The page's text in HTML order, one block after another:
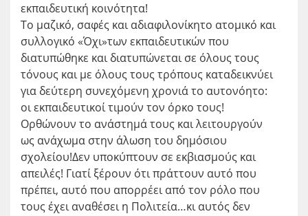
εκπαιδευτική κοινότητα!
Το μαζικό, σαφές και αδιαφιλονίκητο ατομικό και
συλλογικό «Όχι»των εκπαιδευτικών που
διατυπώθηκε και διατυπώνεται σε όλους τους
τόνους και με όλους τους τρόπους καταδεικνύει
για δεύτερη συνεχόμενη χρονιά το αυτονόητο:
οι εκπαιδευτικοί τιμούν τον όρκο τους!
Ορθώνουν το ανάστημά τους και λειτουργούν
ως ανάχωμα στην άλωση του δημόσιου
σχολείου!Δεν υποκύπτουν σε εκβιασμούς και
απειλές! Γιατί ξέρουν ότι πράττουν αυτό που
πρέπει, αυτό που απορρέει από τον ρόλο που
τους έχει αναθέσει η Πολιτεία…κι αυτός δεν